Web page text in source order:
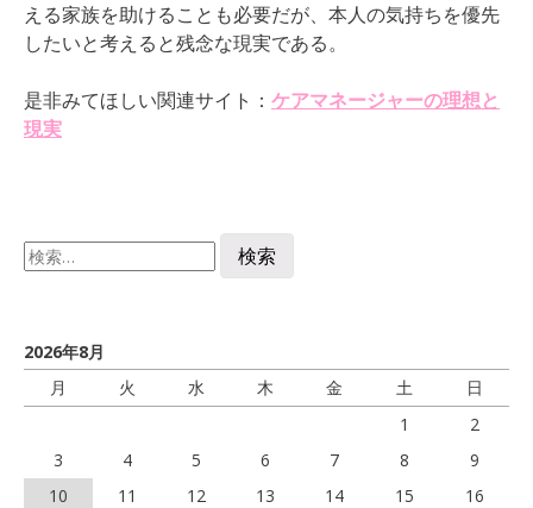
える家族を助けることも必要だが、本人の気持ちを優先
したいと考えると残念な現実である。
是非みてほしい関連サイト： ケアマネージャーの理想と
現実
検
索:
2026年8月
月
火 水 木 金 土
日
1
2
3
4 5 6 7 8
9
10
11 12 13 14 15
16